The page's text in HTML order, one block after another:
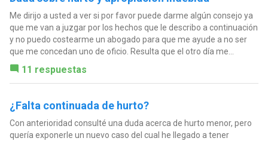
Me dirijo a usted a ver si por favor puede darme algún consejo ya
que me van a juzgar por los hechos que le describo a continuación
y no puedo costearme un abogado para que me ayude a no ser
que me concedan uno de oficio. Resulta que el otro día me...
11 respuestas
¿Falta continuada de hurto?
Con anterioridad consulté una duda acerca de hurto menor, pero
quería exponerle un nuevo caso del cual he llegado a tener